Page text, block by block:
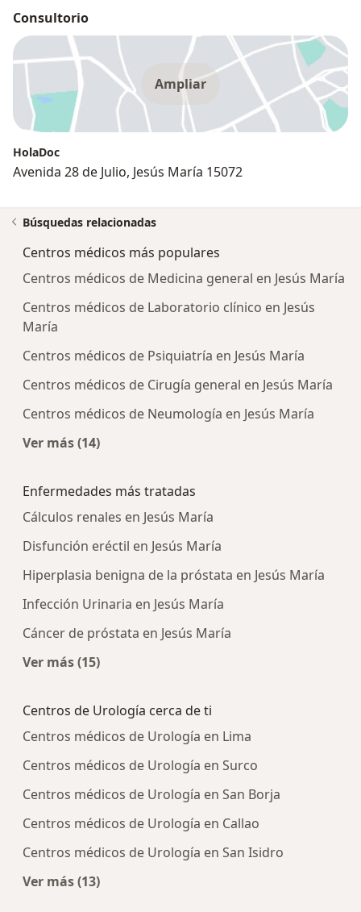
Consultorio
Ampliar
HolaDoc
Avenida 28 de Julio, Jesús María 15072
Búsquedas relacionadas
Centros médicos más populares
Centros médicos de Medicina general en Jesús María
Centros médicos de Laboratorio clínico en Jesús
María
Centros médicos de Psiquiatría en Jesús María
Centros médicos de Cirugía general en Jesús María
Centros médicos de Neumología en Jesús María
Ver más (14)
Enfermedades más tratadas
Cálculos renales en Jesús María
Disfunción eréctil en Jesús María
Hiperplasia benigna de la próstata en Jesús María
Infección Urinaria en Jesús María
Cáncer de próstata en Jesús María
Ver más (15)
Centros de Urología cerca de ti
Centros médicos de Urología en Lima
Centros médicos de Urología en Surco
Centros médicos de Urología en San Borja
Centros médicos de Urología en Callao
Centros médicos de Urología en San Isidro
Ver más (13)